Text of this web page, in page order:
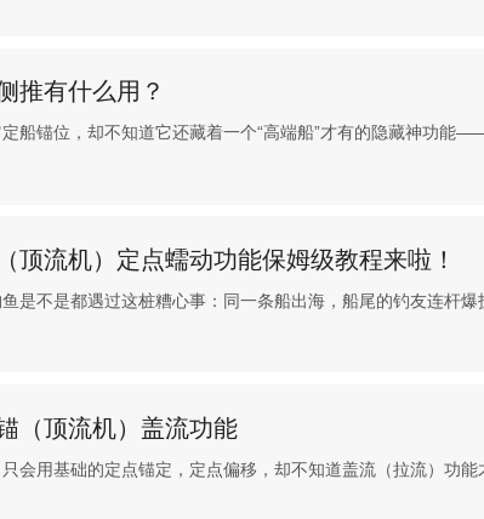
推有什么用？
船锚位，却不知道它还藏着一个“高端船”才有的隐藏神功能
顶流机）定点蠕动功能保姆级教程来啦！
是不是都遇过这桩糟心事：同一条船出海，船尾的钓友连杆
（顶流机）盖流功能
会用基础的定点锚定，定点偏移，却不知道盖流（拉流）功